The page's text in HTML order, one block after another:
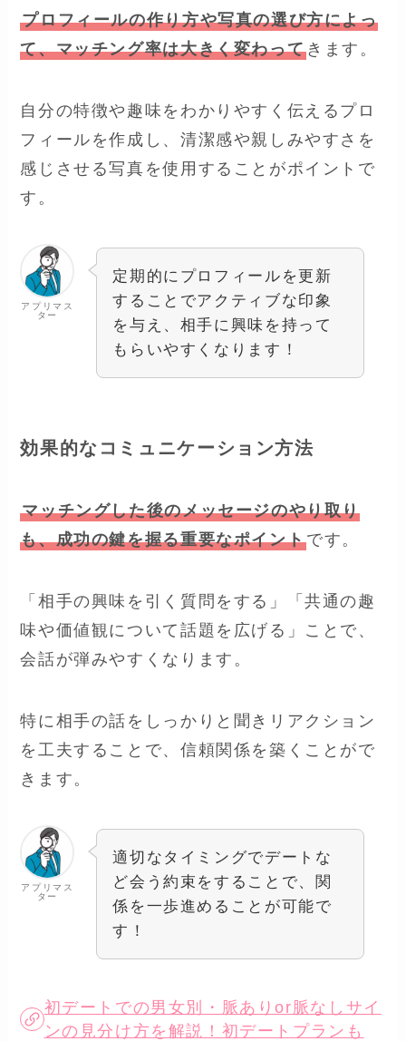
プロフィールの作り方や写真の選び方によっ
て、マッチング率は大きく変わって きます。
自分の特徴や趣味をわかりやすく伝えるプロ
フィールを作成し、清潔感や親しみやすさを
感じさせる写真を使用することがポイントで
す。
アプリマス
ター
定期的にプロフィールを更新
することでアクティブな印象
を与え、相手に興味を持って
もらいやすくなります！
効果的なコミュニケーション方法
マッチングした後のメッセージのやり取り
も、成功の鍵を握る重要なポイントです。
「相手の興味を引く質問をする」「共通の趣
味や価値観について話題を広げる」ことで、
会話が弾みやすくなります。
特に相手の話をしっかりと聞きリアクション
を工夫することで、信頼関係を築くことがで
きます。
アプリマス
ター
適切なタイミングでデートな
ど会う約束をすることで、関
係を一歩進めることが可能で
す！
初デートでの男女別・脈ありor脈なしサイ
ンの見分け方を解説！初デートプランも